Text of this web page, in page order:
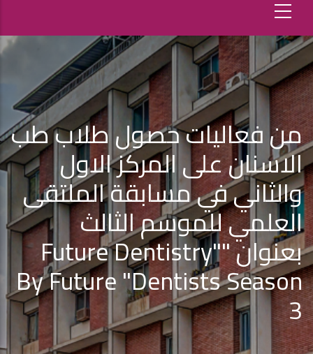
من فعاليات حصول طلاب طب
الاسنان على المركز الاول
والثاني في مسابقة الملتقى
العلمي للموسم الثالث
بعنوان ""future Dentistry
By Future "Dentists Season
3